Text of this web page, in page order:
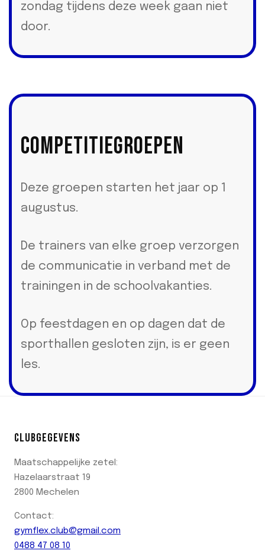
zondag tijdens deze week gaan niet
door.
Competitiegroepen
Deze groepen starten het jaar op 1
augustus.
De trainers van elke groep verzorgen
de communicatie in verband met de
trainingen in de schoolvakanties.
Op feestdagen en op dagen dat de
sporthallen gesloten zijn, is er geen
les.
CLUBGEGEVENS
Maatschappelijke zetel:
Hazelaarstraat 19
2800 Mechelen
Contact:
gymflex.club@gmail.com
0488 47 08 10